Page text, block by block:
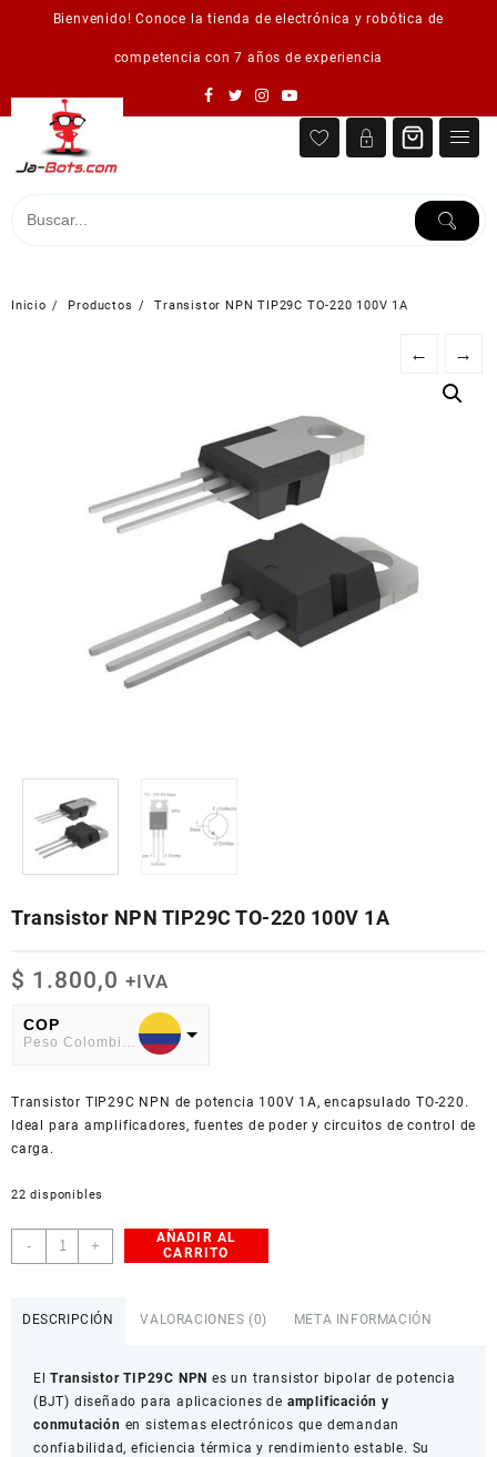
Bienvenido! Conoce la tienda de electrónica y robótica de
competencia con 7 años de experiencia
Inicio Productos Transistor NPN TIP29C TO-220 100V 1A
← →
Transistor NPN TIP29C TO-220 100V 1A
$ 1.800,0 +IVA
COP
American Dollar
Transistor TIP29C NPN de potencia 100V 1A, encapsulado TO-220.
Ideal para amplificadores, fuentes de poder y circuitos de control de
carga.
22 disponibles
-
Transistor
NPN
1A
cantidad
+
AÑADIR AL
CARRITO
DESCRIPCIÓN VALORACIONES (0) META INFORMACIÓN
ElTransistor TIP29C NPN es un transistor bipolar de potencia
(BJT) diseñado para aplicaciones de amplificación y
conmutación en sistemas electrónicos que demandan
confiabilidad, eficiencia térmica y rendimiento estable. Su